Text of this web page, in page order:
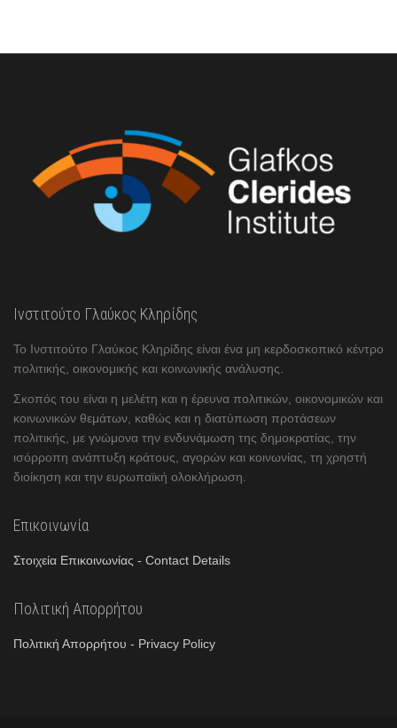
Ινστιτούτο Γλαύκος Κληρίδης
Το Ινστιτούτο Γλαύκος Κληρίδης είναι ένα μη κερδοσκοπικό κέντρο
πολιτικής, οικονομικής και κοινωνικής ανάλυσης.
Σκοπός του είναι η μελέτη και η έρευνα πολιτικών, οικονομικών και
κοινωνικών θεμάτων, καθώς και η διατύπωση προτάσεων
πολιτικής, με γνώμονα την ενδυνάμωση της δημοκρατίας, την
ισόρροπη ανάπτυξη κράτους, αγορών και κοινωνίας, τη χρηστή
διοίκηση και την ευρωπαϊκή ολοκλήρωση.
Επικοινωνία
Στοιχεία Επικοινωνίας - Contact Details
Πολιτική Απορρήτου
Πολιτική Απορρήτου - Privacy Policy